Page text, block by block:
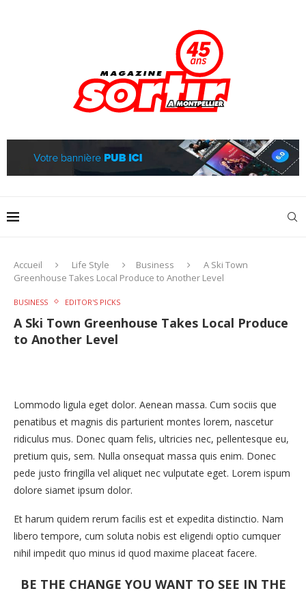
Accueil Life Style Business
A Ski Town
Greenhouse Takes Local Produce to Another Level
BUSINESS EDITOR'S PICKS
A Ski Town Greenhouse Takes Local Produce
to Another Level
Lommodo ligula eget dolor. Aenean massa. Cum sociis que
penatibus et magnis dis parturient montes lorem, nascetur
ridiculus mus. Donec quam felis, ultricies nec, pellentesque eu,
pretium quis, sem. Nulla onsequat massa quis enim. Donec
pede justo fringilla vel aliquet nec vulputate eget. Lorem ispum
dolore siamet ipsum dolor.
Et harum quidem rerum facilis est et expedita distinctio. Nam
libero tempore, cum soluta nobis est eligendi optio cumquer
nihil impedit quo minus id quod maxime placeat facere.
BE THE CHANGE YOU WANT TO SEE IN THE